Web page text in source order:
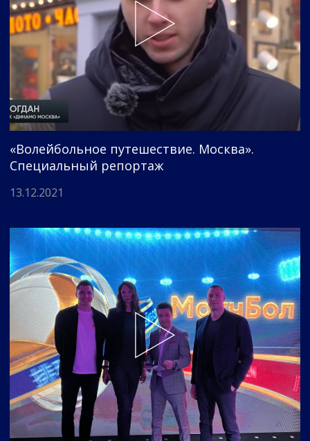
«Волейбольное путешествие. Москва».
Специальный репортаж
13.12.2021